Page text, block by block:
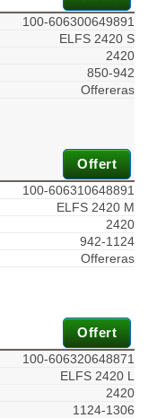
100-606300649891
ELFS 2420 S
2420
850-942
Offereras
Offert
100-606310648891
ELFS 2420 M
2420
942-1124
Offereras
Offert
100-606320648871
ELFS 2420 L
2420
1124-1306